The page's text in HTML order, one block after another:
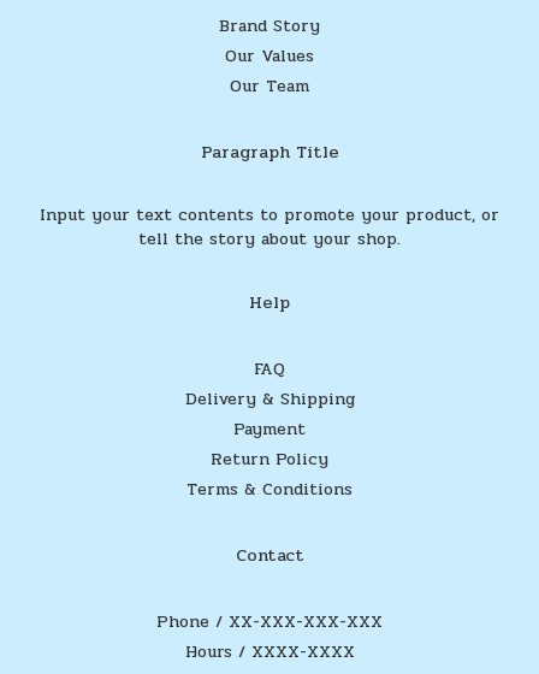
Brand Story
Our Values
Our Team
Paragraph Title
Input your text contents to promote your product, or
tell the story about your shop.
Help
FAQ
Delivery & Shipping
Payment
Return Policy
Terms & Conditions
Contact
Phone / XX-XXX-XXX-XXX
Hours / XXXX-XXXX